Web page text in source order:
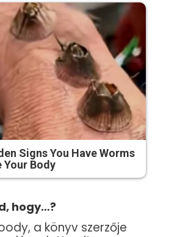
Signs You Have Worms
Your Body
hogy…?
a könyv szerzője